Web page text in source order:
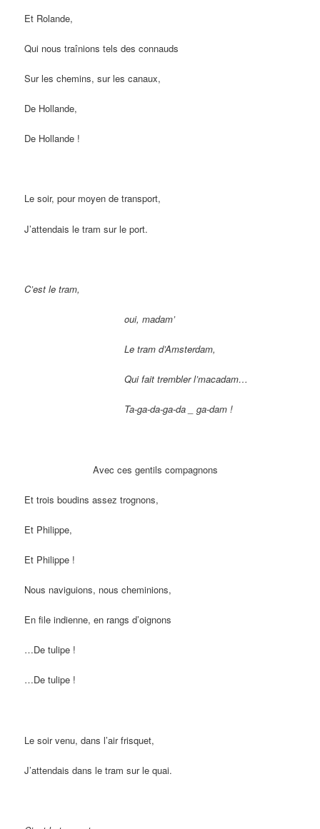
Et Rolande,
Qui nous traînions tels des connauds
Sur les chemins, sur les canaux,
De Hollande,
De Hollande !
Le soir, pour moyen de transport,
J’attendais le tram sur le port.
C’est le tram,
oui, madam’
Le tram d’Amsterdam,
Qui fait trembler l’macadam…
Ta-ga-da-ga-da _ ga-dam !
Avec ces gentils compagnons
Et trois boudins assez trognons,
Et Philippe,
Et Philippe !
Nous naviguions, nous cheminions,
En file indienne, en rangs d’oignons
…De tulipe !
…De tulipe !
Le soir venu, dans l’air frisquet,
J’attendais dans le tram sur le quai.